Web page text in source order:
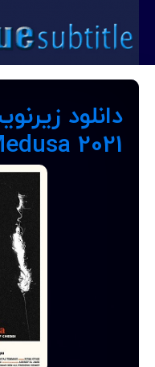
دانلود
2021